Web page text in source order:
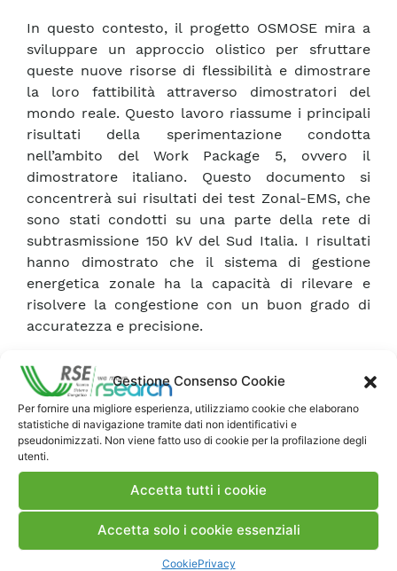
Gestione Consenso Cookie
Per fornire una migliore esperienza, utilizziamo cookie che elaborano
statistiche di navigazione tramite dati non identificativi e
pseudonimizzati. Non viene fatto uso di cookie per la profilazione degli
utenti.
Accetta tutti i cookie
Accetta solo i cookie essenziali
CookiePrivacy
In questo contesto, il progetto OSMOSE mira a
sviluppare un approccio olistico per sfruttare
queste nuove risorse di flessibilità e dimostrare
la loro fattibilità attraverso dimostratori del
mondo reale. Questo lavoro riassume i principali
risultati della sperimentazione condotta
nell’ambito del Work Package 5, ovvero il
dimostratore italiano. Questo documento si
concentrerà sui risultati dei test Zonal-EMS, che
sono stati condotti su una parte della rete di
subtrasmissione 150 kV del Sud Italia. I risultati
hanno dimostrato che il sistema di gestione
energetica zonale ha la capacità di rilevare e
risolvere la congestione con un buon grado di
accuratezza e precisione.
Scarica Pubblicazione
Commenti
Pubblica un commento